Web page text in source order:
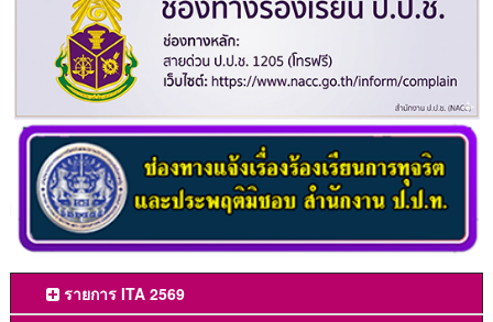
รายการ ITA 2569